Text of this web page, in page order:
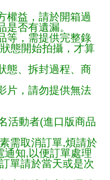
權益，請於開箱過
否有遺漏。
等，需提供完整錄
態開始拍攝，才算
態、拆封過程、商
片，請勿提供無法
活動者(進口版商品
需取消訂單,煩請於
通知,以便訂單處理
單請於當天或是次